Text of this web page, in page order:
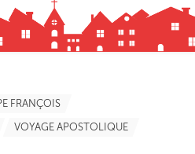
FRANÇOIS
VOYAGE APOSTOLIQUE